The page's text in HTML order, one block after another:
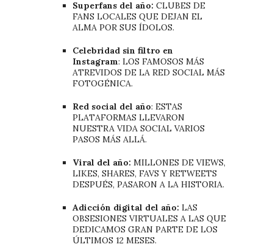
Superfans del año: CLUBES DE
FANS LOCALES QUE DEJAN EL
ALMA POR SUS ÍDOLOS.
Celebridad sin filtro en
Instagram: LOS FAMOSOS MÁS
ATREVIDOS DE LA RED SOCIAL MÁS
FOTOGÉNICA.
Red social del año: ESTAS
PLATAFORMAS LLEVARON
NUESTRA VIDA SOCIAL VARIOS
PASOS MÁS ALLÁ.
Viral del año: MILLONES DE VIEWS,
LIKES, SHARES, FAVS Y RETWEETS
DESPUÉS, PASARON A LA HISTORIA.
Adicción digital del año: LAS
OBSESIONES VIRTUALES A LAS QUE
DEDICAMOS GRAN PARTE DE LOS
ÚLTIMOS 12 MESES.